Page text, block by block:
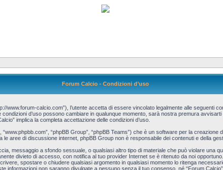
Forum Calcio - Condizioni d’uso
www.forum-calcio.com”), l’utente accetta di essere vincolato legalmente alle seguenti
d’uso possono cambiare in qualunque momento, sarà nostra premura
implica la completa accettazione delle condizioni d’uso.
“phpBB Group”, “phpBB Teams”) che è un software per la creazione
le aree di discussione internet, phpBB Group non è responsabile dei contenuti e della
messaggio a sfondo sessuale, o qualsiasi altro tipo di materiale che può violare una
divieto di accesso, con notifica al tuo provider Internet se è ritenuto da noi
spostare o chiudere qualsiasi argomento in qualsiasi momento lo ritenga
informazioni non saranno divulgate a nessuno senza il tuo consenso, né “Forum